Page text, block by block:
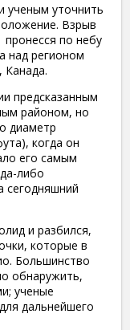
ученым уточнить
Взрыв
пронесся по небу
над регионом
предсказанным
районом, но
диаметр
когда он
его самым
либо
сегодняшний
и разбился,
которые в
Большинство
обнаружить,
ученые
дальнейшего